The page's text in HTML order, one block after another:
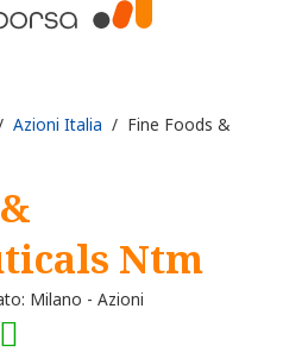
Azioni Italia / Fine Foods &
Ntm
Milano - Azioni